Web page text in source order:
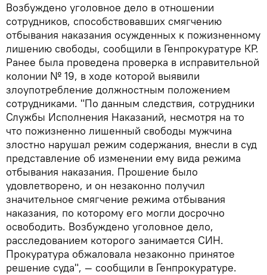
Возбуждено уголовное дело в отношении
сотрудников, способствовавших смягчению
отбывания наказания осужденных к пожизненному
лишению свободы, сообщили в Генпрокуратуре КР.
Ранее была проведена проверка в исправительной
колонии № 19, в ходе которой выявили
злоупотребление должностным положением
сотрудниками. "По данным следствия, сотрудники
Службы Исполнения Наказаний, несмотря на то
что пожизненно лишенный свободы мужчина
злостно нарушал режим содержания, внесли в суд
представление об изменении ему вида режима
отбывания наказания. Прошение было
удовлетворено, и он незаконно получил
значительное смягчение режима отбывания
наказания, по которому его могли досрочно
освободить. Возбуждено уголовное дело,
расследованием которого занимается СИН.
Прокуратура обжаловала незаконно принятое
решение суда", — сообщили в Генпрокуратуре.